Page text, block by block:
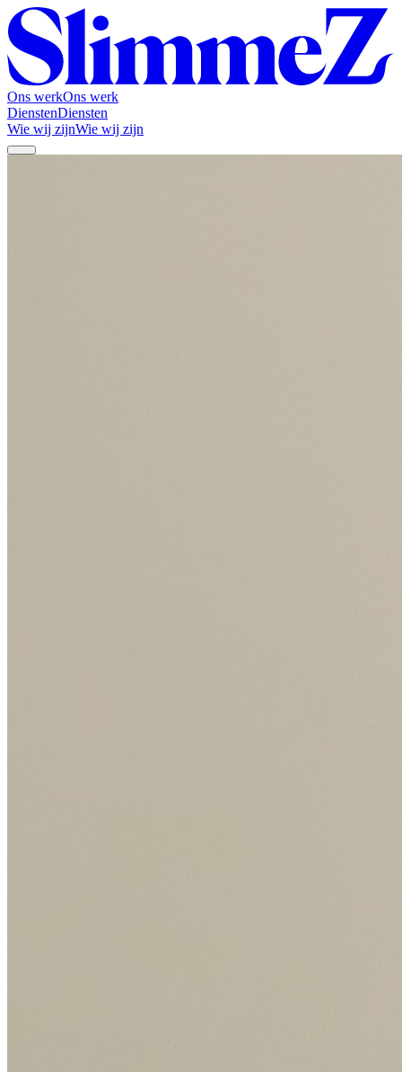
Ons werkOns werk
DienstenDiensten
Wie wij zijnWie wij zijn